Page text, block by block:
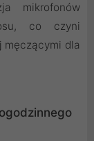
mikrofonów
co czyni
męczącymi dla